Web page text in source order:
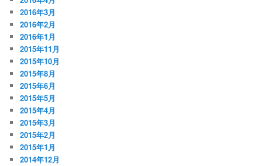
2016年3月
2016年2月
2016年1月
2015年11月
2015年10月
2015年8月
2015年6月
2015年5月
2015年4月
2015年3月
2015年2月
2015年1月
2014年12月